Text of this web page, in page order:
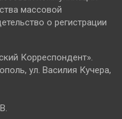
массовой
о регистрации
Корреспондент».
ул. Василия Кучера,